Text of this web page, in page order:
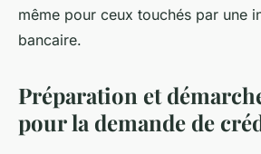
même pour ceux touchés par une
bancaire.
Préparation et
pour la demande de